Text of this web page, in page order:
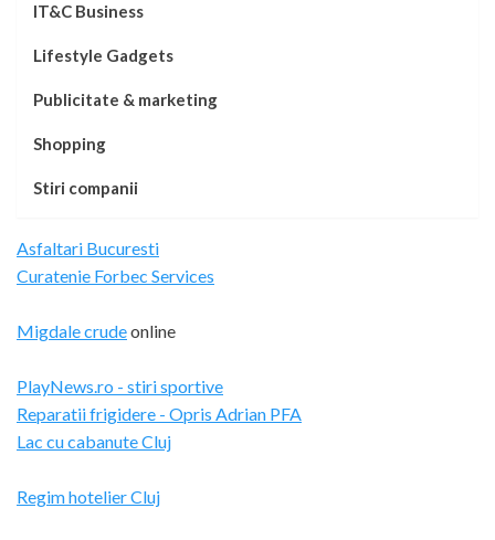
IT&C Business
Lifestyle Gadgets
Publicitate & marketing
Shopping
Stiri companii
Asfaltari Bucuresti
Curatenie Forbec Services
Migdale crudeonline
PlayNews.ro - stiri sportive
Reparatii frigidere - Opris Adrian PFA
Lac cu cabanute Cluj
Regim hotelier Cluj